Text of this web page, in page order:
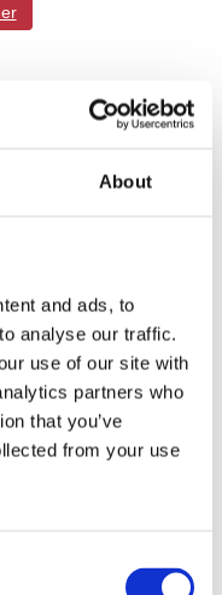
About
and ads, to
analyse our traffic.
use of our site with
partners who
that you’ve
from your use